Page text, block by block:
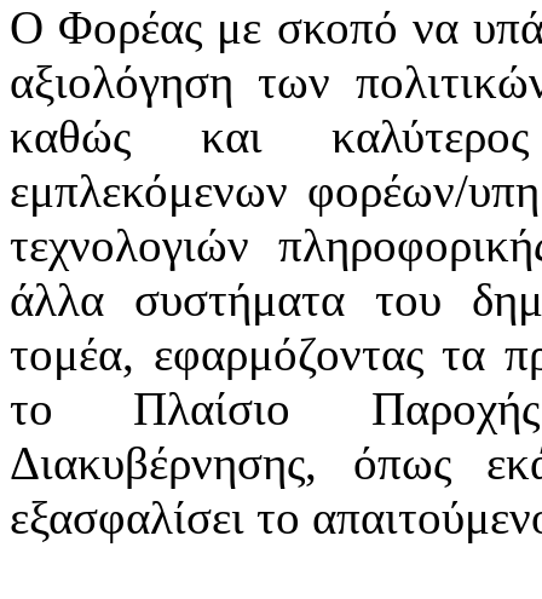
Ο Φορέας με σκοπό να
αξιολόγηση των
καθώς και
εμπλεκόμενων φορέων/
τεχνολογιών
άλλα συστήματα του
τομέα, εφαρμόζοντας τα
το Πλαίσιο
Διακυβέρνησης, όπως
εξασφαλίσει το